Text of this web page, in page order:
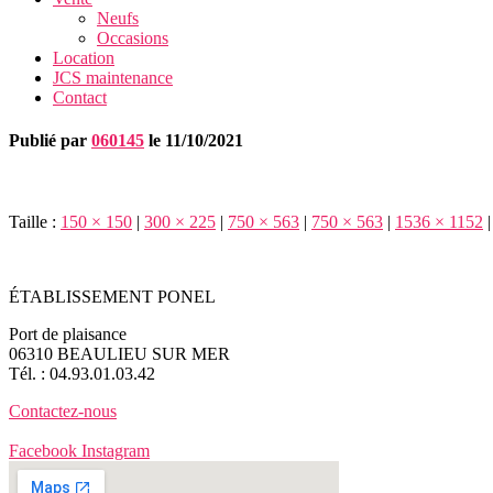
Neufs
Occasions
Location
JCS maintenance
Contact
Publié par 060145 le 11/10/2021
Taille : 150 × 150 | 300 × 225 | 750 × 563 | 750 × 563 | 1536 × 1152 |
ÉTABLISSEMENT PONEL
Port de plaisance
06310 BEAULIEU SUR MER
Tél. : 04.93.01.03.42
Contactez-nous
Facebook Instagram